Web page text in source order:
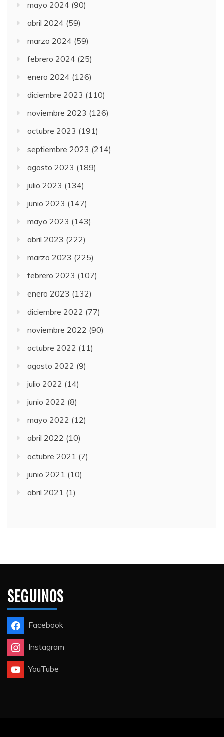
mayo 2024 (90)
abril 2024 (59)
marzo 2024 (59)
febrero 2024 (25)
enero 2024 (126)
diciembre 2023 (110)
noviembre 2023 (126)
octubre 2023 (191)
septiembre 2023 (214)
agosto 2023 (189)
julio 2023 (134)
junio 2023 (147)
mayo 2023 (143)
abril 2023 (222)
marzo 2023 (225)
febrero 2023 (107)
enero 2023 (132)
diciembre 2022 (77)
noviembre 2022 (90)
octubre 2022 (11)
agosto 2022 (9)
julio 2022 (14)
junio 2022 (8)
mayo 2022 (12)
abril 2022 (10)
octubre 2021 (7)
junio 2021 (10)
abril 2021 (1)
SEGUINOS
Facebook
Instagram
YouTube